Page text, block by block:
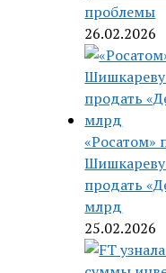
проблемы
26.02.2026
«Росатом»
продать
млрд
25.02.2026